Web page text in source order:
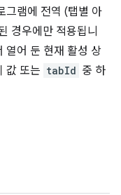
그램에 전역 (탭별 아
경우에만 적용됩니
열어 둔 현재 활성 상
값 또는 tabId 중 하